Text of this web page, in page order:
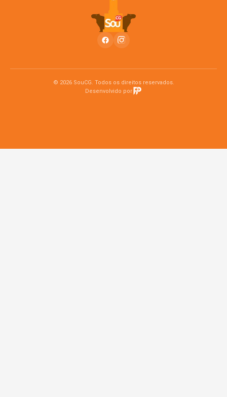
© 2026 SouCG. Todos os direitos reservados.
Desenvolvido por